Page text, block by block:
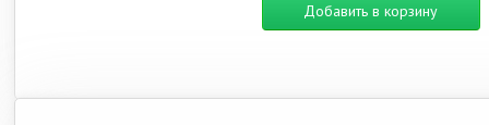
Добавить в корзину